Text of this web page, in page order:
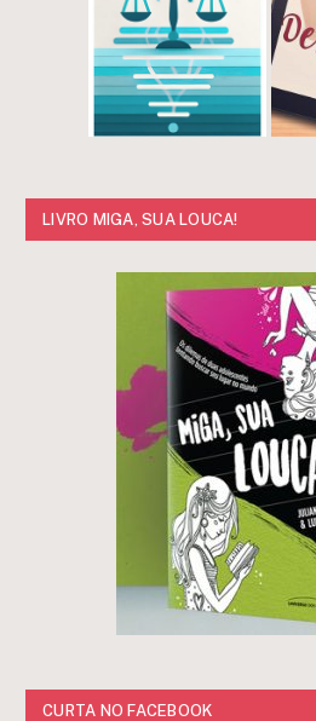
LIVRO MIGA, SUA LOUCA!
CURTA NO FACEBOOK